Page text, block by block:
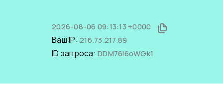
2026-08-06 09:13:13 +0000
Ваш IP: 216.73.217.89
ID запроса: DDM76I6oWGk1